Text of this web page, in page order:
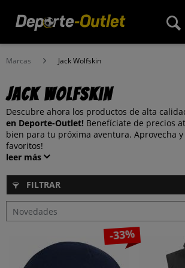
Marcas Jack Wolfskin
Jack Wolfskin
Descubre ahora los productos de alta
en Deporte-Outlet! Benefíciate de precios
bien para tu próxima aventura. Aprovecha
favoritos!
leer más
FILTRAR
-33%